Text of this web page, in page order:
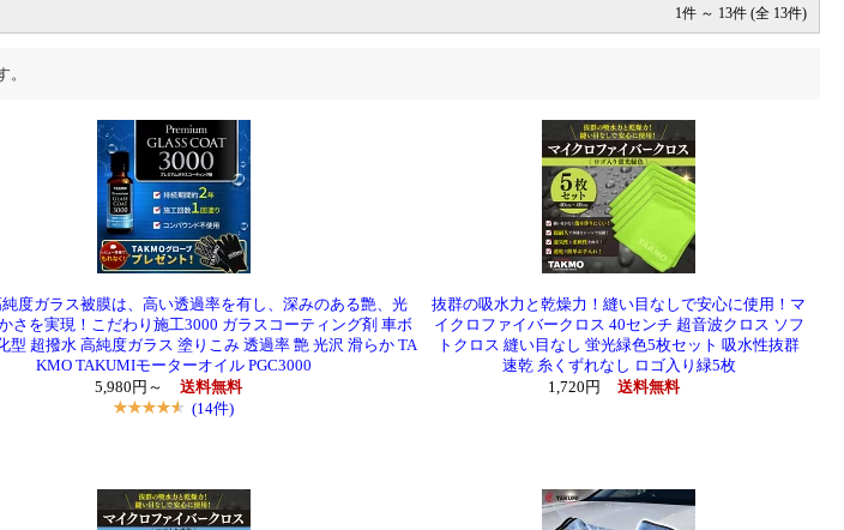
1件 ～ 13件 (全 13件)
度ガラス被膜は、高い透過率を有し、深みのある艶、光
さを実現！こだわり施工3000 ガラスコーティング剤 車ボ
型 超撥水 高純度ガラス 塗りこみ 透過率 艶 光沢 滑らか TA
KMO TAKUMIモーターオイル PGC3000
5,980円～
送料無料
(14件)
抜群の吸水力と乾燥力！縫い目なしで安心に使用！マ
イクロファイバークロス 40センチ 超音波クロス ソフ
トクロス 縫い目なし 蛍光緑色5枚セット 吸水性抜群
速乾 糸くずれなし ロゴ入り緑5枚
1,720円
送料無料